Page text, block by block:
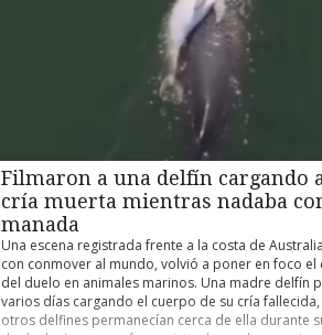
demanda de urgencia de menor complejidad.
las cuales obviamente se agudizaron con el esfuerzo
fisiológico que obviamente tuvo al participar en
además por los golpes recibidos por parte del
Filmaron a una delfín cargando
cría muerta mientras nadaba
manada
Una escena registrada frente a la costa de
con conmover al mundo, volvió a poner en foco el
del duelo en animales marinos. Una madre delfín
varios días cargando el cuerpo de su cría
otros delfines permanecían cerca de ella durante